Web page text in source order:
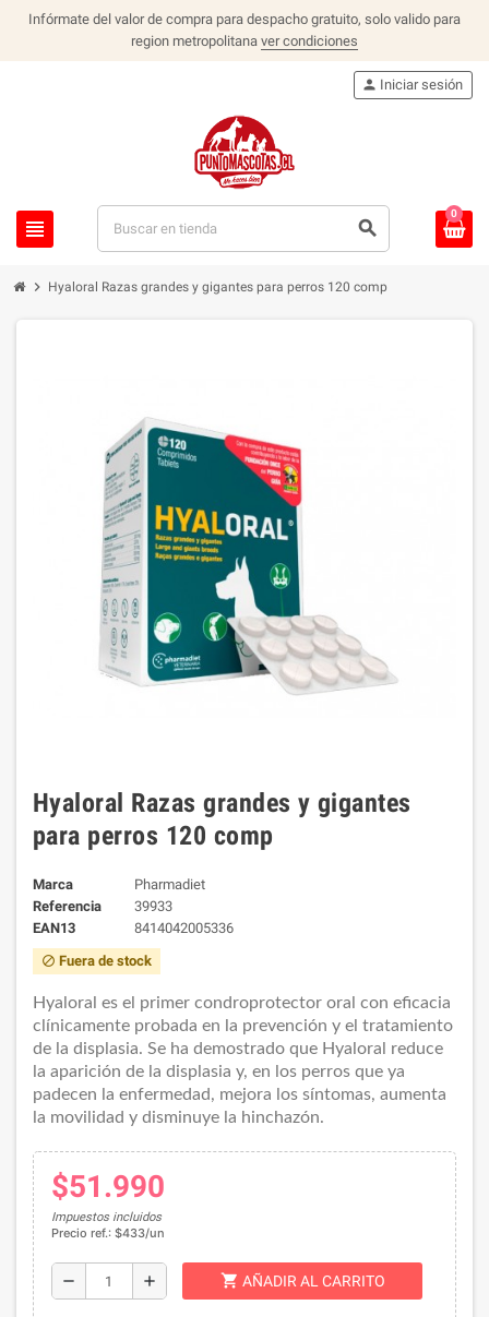
Infórmate del valor de compra para despacho gratuito, solo valido para
region metropolitana ver condiciones
view_headline search
person Iniciar sesión
0
chevron_right Hyaloral Razas grandes y gigantes para perros 120 comp
Hyaloral Razas grandes y gigantes
para perros 120 comp
Marca
Pharmadiet
Referencia
39933
EAN13
8414042005336
block Fuera de stock
Hyaloral es el primer condroprotector oral con eficacia
clínicamente probada en la prevención y el tratamiento
de la displasia. Se ha demostrado que Hyaloral reduce
la aparición de la displasia y, en los perros que ya
padecen la enfermedad, mejora los síntomas, aumenta
la movilidad y disminuye la hinchazón.
$51.990
Impuestos incluidos
Precio ref.: $433/un
remove add shopping_cart AÑADIR AL CARRITO